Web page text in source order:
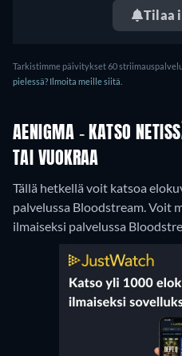
Tilaa
Tarkistimme päivitykset 60
pielessä? Ilmoita meille siitä.
AENIGMA - KATSO
TAI VUOKRAA
Tällä hetkellä voit katsoa
palvelussa Bloodstream.Voit
ilmaiseksi palvelussa